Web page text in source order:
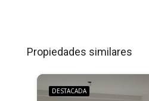
Propiedades similares
DESTACADA